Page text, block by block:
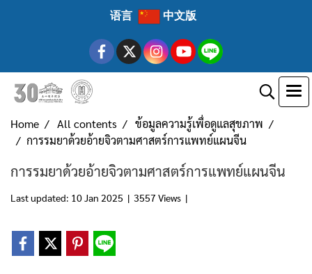
语言 中文版
Home All contents
ข้อมูลความรู้เพื่อดูแลสุขภาพ
​​การรมยาด้วยอ้ายจิวตามศาสตร์การแพทย์แผนจีน
​​การรมยาด้วยอ้ายจิวตามศาสตร์การแพทย์แผนจีน
Last updated: 10 Jan 2025 | 3557 Views |